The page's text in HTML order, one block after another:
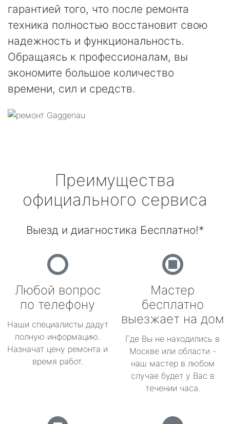
гарантией того, что после ремонта
техника полностью восстановит свою
надежность и функциональность.
Обращаясь к профессионалам, вы
экономите большое количество
времени, сил и средств.
Преимущества
официального сервиса
Выезд и диагностика Бесплатно!*
Любой вопрос
по телефону
Наши специалисты дадут
полную информацию.
Назначат цену ремонта и
время работ.
Мастер
бесплатно
выезжает на дом
Где Вы не находились в
Москве или области -
наш мастер в любом
случае будет у Вас в
течении часа.